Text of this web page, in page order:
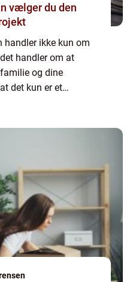
handler ikke kun om
handler om at
og dine
det kun er et